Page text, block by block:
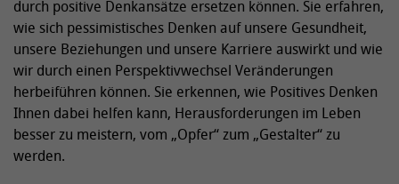
durch positive Denkansätze ersetzen können. Sie erfahren,
wie sich pessimistisches Denken auf unsere Gesundheit,
unsere Beziehungen und unsere Karriere auswirkt und wie
wir durch einen Perspektivwechsel Veränderungen
herbeiführen können. Sie erkennen, wie Positives Denken
Ihnen dabei helfen kann, Herausforderungen im Leben
besser zu meistern, vom „Opfer“ zum „Gestalter“ zu
werden.